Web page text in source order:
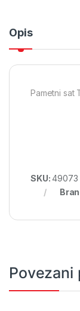
Opis
Pametni sat
SKU:49073
Povezani